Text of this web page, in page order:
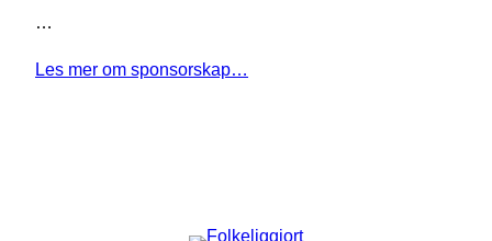
…
Les mer om sponsorskap…